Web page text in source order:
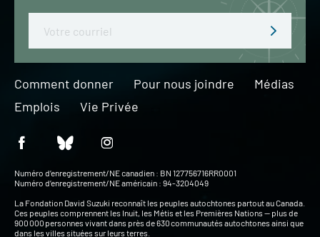
Comment donner Pour nous joindre
Médias
Emplois
Vie Privée
Numéro d’enregistrement/NE canadien : BN 127756716RR0001
Numéro d’enregistrement/NE américain : 94-3204049
La Fondation David Suzuki reconnaît les peuples autochtones partout au Canada.
Ces peuples comprennent les Inuit, les Métis et les Premières Nations — plus de
900 000 personnes vivant dans près de 630 communautés autochtones ainsi que
dans les villes situées sur leurs terres.